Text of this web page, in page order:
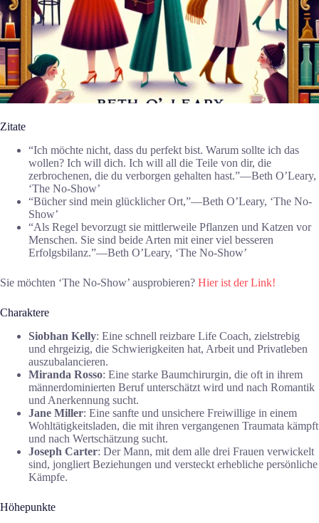
Zitate
“Ich möchte nicht, dass du perfekt bist. Warum sollte ich das
wollen? Ich will dich. Ich will all die Teile von dir, die
zerbrochenen, die du verborgen gehalten hast.”―Beth O’Leary,
‘The No-Show’
“Bücher sind mein glücklicher Ort,”―Beth O’Leary, ‘The No-
Show’
“Als Regel bevorzugt sie mittlerweile Pflanzen und Katzen vor
Menschen. Sie sind beide Arten mit einer viel besseren
Erfolgsbilanz.”―Beth O’Leary, ‘The No-Show’
Sie möchten ‘The No-Show’ ausprobieren? Hier ist der Link!
Charaktere
Siobhan Kelly: Eine schnell reizbare Life Coach, zielstrebig
und ehrgeizig, die Schwierigkeiten hat, Arbeit und Privatleben
auszubalancieren.
Miranda Rosso: Eine starke Baumchirurgin, die oft in ihrem
männerdominierten Beruf unterschätzt wird und nach Romantik
und Anerkennung sucht.
Jane Miller: Eine sanfte und unsichere Freiwillige in einem
Wohltätigkeitsladen, die mit ihren vergangenen Traumata kämpft
und nach Wertschätzung sucht.
Joseph Carter: Der Mann, mit dem alle drei Frauen verwickelt
sind, jongliert Beziehungen und versteckt erhebliche persönliche
Kämpfe.
Höhepunkte